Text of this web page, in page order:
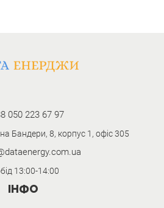
050 223 67 97
Бандери, 8, корпус 1, офіс 305
13:00-14:00
ІНФО